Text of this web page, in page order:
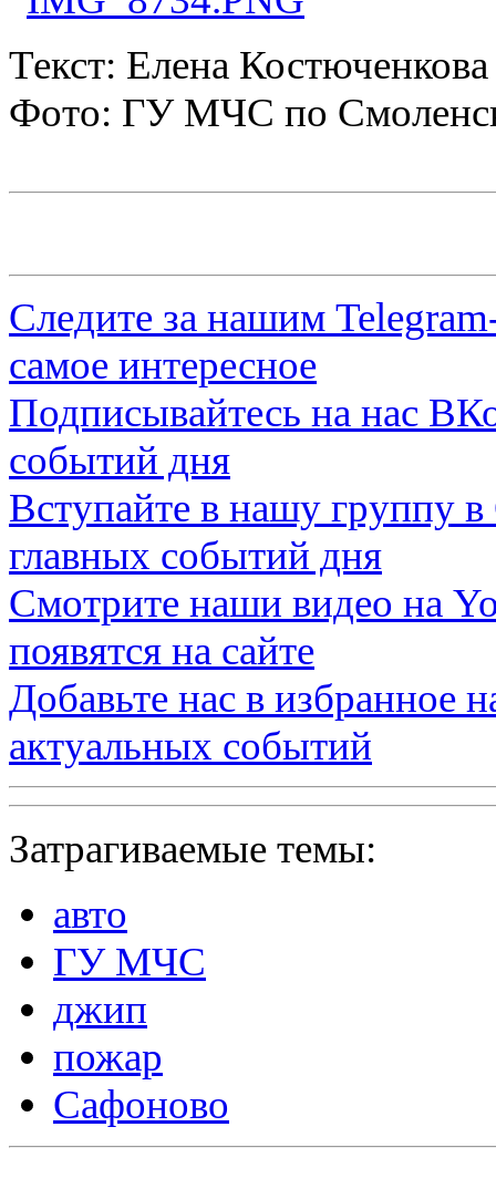
Текст: Елена Костюченкова
Фото: ГУ МЧС по
Следите за нашим
самое интересное
Подписывайтесь на нас
событий дня
Вступайте в нашу группу в
главных событий дня
Смотрите наши видео на
появятся на сайте
Добавьте нас в избранное
актуальных событий
Затрагиваемые темы:
авто
ГУ МЧС
джип
пожар
Сафоново